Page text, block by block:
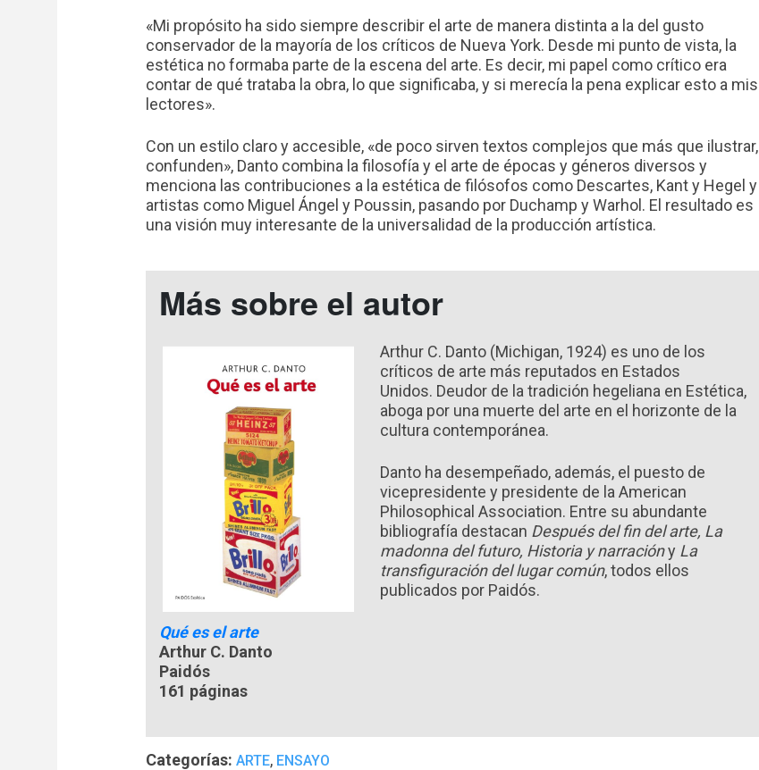
«Mi propósito ha sido siempre describir el arte de manera distinta a la del gusto
conservador de la mayoría de los críticos de Nueva York. Desde mi punto de vista, la
estética no formaba parte de la escena del arte. Es decir, mi papel como crítico era
contar de qué trataba la obra, lo que significaba, y si merecía la pena explicar esto a mis
lectores».
Con un estilo claro y accesible, «de poco sirven textos complejos que más que ilustrar,
confunden», Danto combina la filosofía y el arte de épocas y géneros diversos y
menciona las contribuciones a la estética de filósofos como Descartes, Kant y Hegel y
artistas como Miguel Ángel y Poussin, pasando por Duchamp y Warhol. El resultado es
una visión muy interesante de la universalidad de la producción artística.
Más sobre el autor
Arthur C. Danto (Michigan, 1924) es uno de los
críticos de arte más reputados en Estados
Unidos. Deudor de la tradición hegeliana en Estética,
aboga por una muerte del arte en el horizonte de la
cultura contemporánea.
Danto ha desempeñado, además, el puesto de
vicepresidente y presidente de la American
Philosophical Association. Entre su abundante
bibliografía destacan Después del fin del arte, La
madonna del futuro, Historia y narracióny La
transfiguración del lugar común, todos ellos
publicados por Paidós.
Qué es el arte
Arthur C. Danto
Paidós
161 páginas
Categorías: ARTE, ENSAYO